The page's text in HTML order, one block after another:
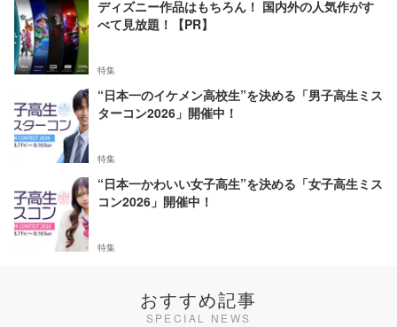
ディズニー作品はもちろん！ 国内外の人気作がす
べて見放題！【PR】
特集
“日本一のイケメン高校生”を決める「男子高生ミス
ターコン2026」開催中！
特集
“日本一かわいい女子高生”を決める「女子高生ミス
コン2026」開催中！
特集
おすすめ記事
SPECIAL NEWS